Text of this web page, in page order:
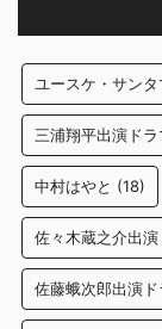
ユースケ・サン
三浦翔平出演ドラ
中村はやと (18)
佐々木蔵之介出
佐藤蛾次郎出演ド